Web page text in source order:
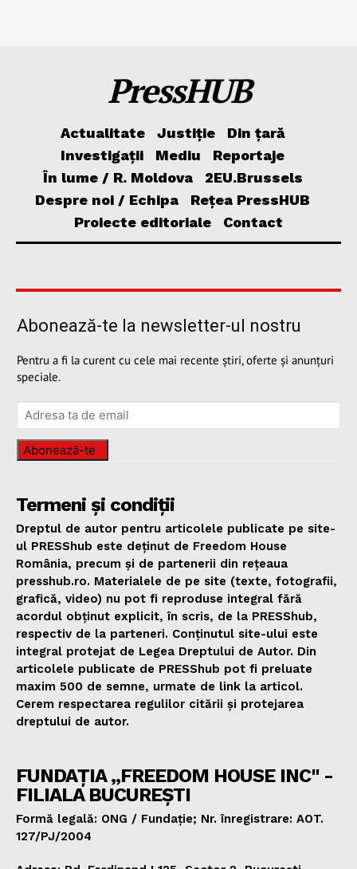
PressHUB
Actualitate Justiție
Din țară
Investigații
Mediu
Reportaje
În lume / R. Moldova
2EU.Brussels
Despre noi / Echipa
Rețea PressHUB
Proiecte editoriale
Contact
Abonează-te la newsletter-ul nostru
Pentru a fi la curent cu cele mai recente știri, oferte și anunțuri
speciale.
Abonează-te
Termeni și condiții
Dreptul de autor pentru articolele publicate pe site-
ul PRESShub este deținut de Freedom House
România, precum și de partenerii din rețeaua
presshub.ro. Materialele de pe site (texte, fotografii,
grafică, video) nu pot fi reproduse integral fără
acordul obținut explicit, în scris, de la PRESShub,
respectiv de la parteneri. Conținutul site-ului este
integral protejat de Legea Dreptului de Autor. Din
articolele publicate de PRESShub pot fi preluate
maxim 500 de semne, urmate de link la articol.
Cerem respectarea regulilor citării și protejarea
dreptului de autor.
FUNDAȚIA „FREEDOM HOUSE INC" -
FILIALA BUCUREȘTI
Formă legală: ONG / Fundație; Nr. înregistrare: AOT.
127/PJ/2004